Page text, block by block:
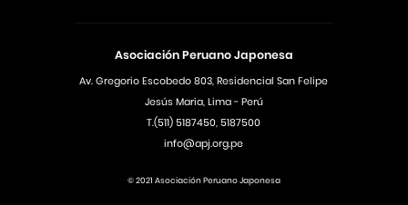
Asociación Peruano Japonesa
Av. Gregorio Escobedo 803, Residencial San Felipe
Jesús Maria, Lima - Perú
T.(511) 5187450, 5187500
info@apj.org.pe
© 2021 Asociación Peruano Japonesa